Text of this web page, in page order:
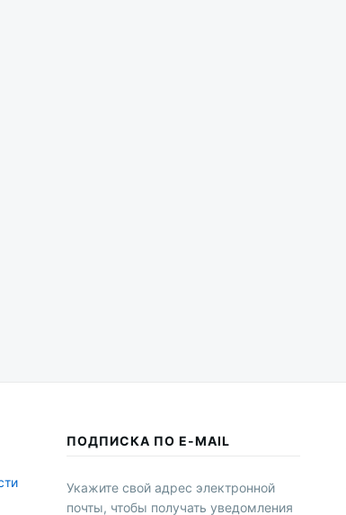
ПОДПИСКА ПО E-MAIL
Укажите свой адрес электронной
почты, чтобы получать уведомления